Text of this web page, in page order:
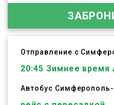
Отправление с
20:45 Зимнее
Автобус Симферополь-